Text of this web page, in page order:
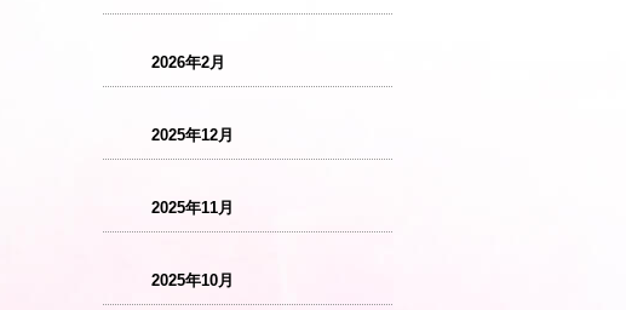
2026年2月
2025年12月
2025年11月
2025年10月